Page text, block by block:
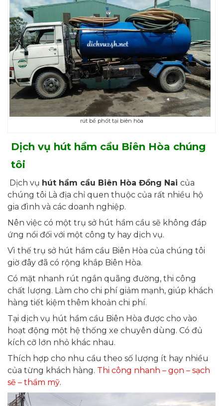
rút bể phốt tại biên hòa
Dịch vụ hút hầm cầu Biên Hòa chúng
tôi
Dịch vụ hút hầm cầu Biên Hòa Đồng Nai của
chúng tôi Là địa chỉ quen thuộc của rất nhiều hộ
gia đình và các doanh nghiệp.
Nên việc có một trụ sở hút hầm cầu sẽ không đáp
ứng nổi đối với một công ty hay dịch vụ.
Vì thế trụ sở hút hầm cầu Biên Hòa của chúng tôi
giờ đây đã có rộng khắp Biên Hòa.
Có mặt nhanh rút ngắn quãng đường, thi công
chất lượng. Làm cho chi phí giảm mạnh, giúp khách
hàng tiết kiệm thêm khoản chi phí.
Tại dịch vụ hút hầm cầu Biên Hòa được cho vào
hoạt động một hệ thống xe chuyên dùng. Có đủ
kích cỡ lớn nhỏ khác nhau.
Thích hợp cho nhu cầu theo số lượng ít hay nhiều
của từng khách hàng. Thi công nhanh – gọn – sạch
sẽ – thẩm mỹ.